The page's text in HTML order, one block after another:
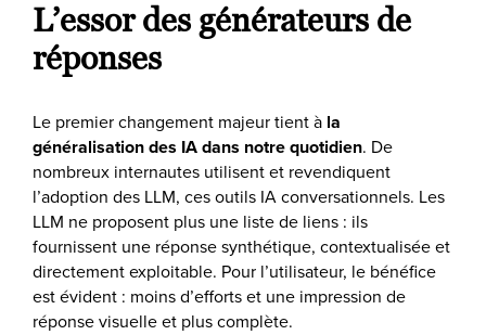
L’essor des générateurs de
réponses
Le premier changement majeur tient à la
généralisation des IA dans notre quotidien. De
nombreux internautes utilisent et revendiquent
l’adoption des LLM, ces outils IA conversationnels. Les
LLM ne proposent plus une liste de liens : ils
fournissent une réponse synthétique, contextualisée et
directement exploitable. Pour l’utilisateur, le bénéfice
est évident : moins d’efforts et une impression de
réponse visuelle et plus complète.